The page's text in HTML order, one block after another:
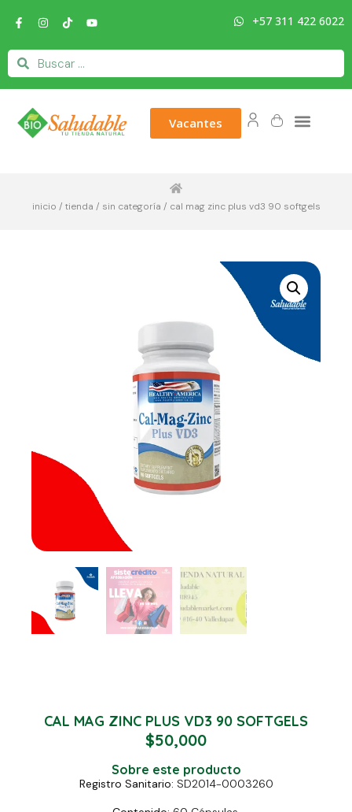
+57 311 422 6022
Vacantes
inicio / tienda / sin categoría / cal mag zinc plus vd3 90 softgels
CAL MAG ZINC PLUS VD3 90 SOFTGELS
$50,000
Sobre este producto
Registro Sanitario: SD2014-0003260